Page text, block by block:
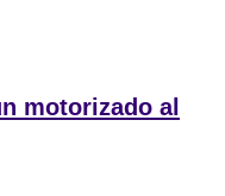
motorizado al